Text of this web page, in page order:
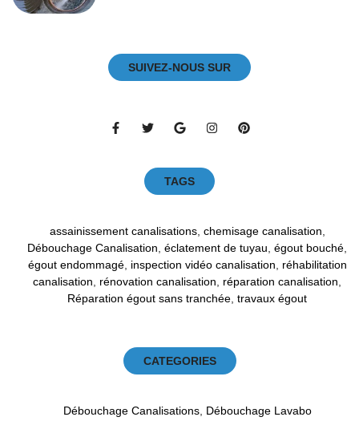
SUIVEZ-NOUS SUR
TAGS
assainissement canalisations, chemisage canalisation
Débouchage Canalisation éclatement de tuyau égout bouché
égout endommagé, inspection vidéo canalisation
réhabilitation
canalisation
rénovation canalisation réparation canalisation
Réparation égout sans tranchée travaux égout
CATEGORIES
Débouchage Canalisations, Débouchage Lavabo